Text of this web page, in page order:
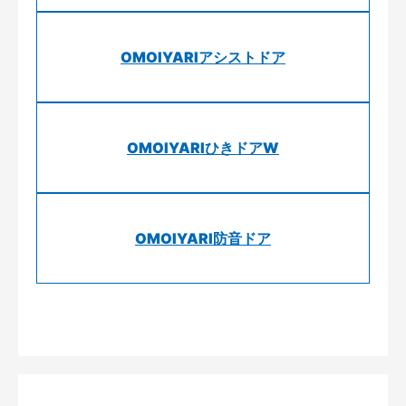
OMOIYARIアシストドア
OMOIYARIひきドアW
OMOIYARI防音ドア